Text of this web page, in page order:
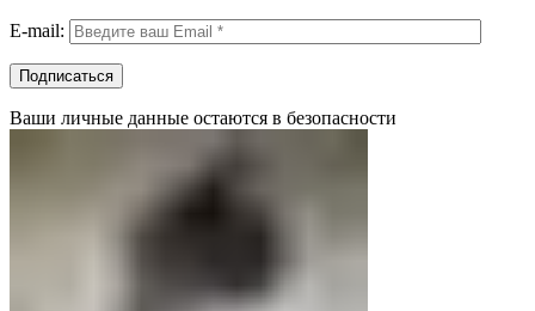
E-mail:
Ваши личные данные остаются в безопасности